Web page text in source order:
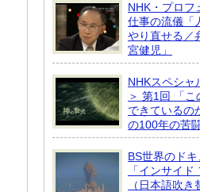
NHK・プロフ
仕事の流儀「
やり直せる／
宮健児」
NHKスペシャ
＞ 第1回 「こ
できているの
の100年の苦闘
BS世界のド
「インサイド
（日本語吹